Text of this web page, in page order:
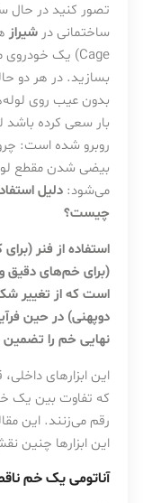
تصور کنید در حال
ساختمانی درشیراز
Cage) یک خودروی مسابقه‌ای را در کارگاه خود در
بسازید. در هر دو
بدون عیب روی
بار سعی کرده باشد
روبرو شده است:
بیضی شدن مقطع
می‌شود: دلیل
چیست؟
استفاده از فنر
(برای خم‌های دقیق
است که از تغییر
دوپهنی) در حین
نهایی خم را تضمین
این ابزارهای
که تفاوت بین یک
رقم می‌زنند. این
این ابزارها چنین
آناتومی یک خم